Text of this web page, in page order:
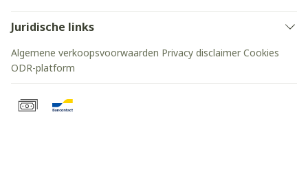
Juridische links
Algemene verkoopsvoorwaarden Privacy disclaimer Cookies
ODR-platform